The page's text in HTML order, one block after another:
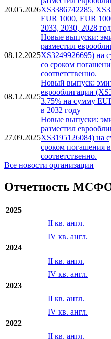
20.05.2026XS3386742285,
EUR 1000, EUR
2033, 2030, 2028
08.12.2025
Новые выпуски:
разместил
XS3249926695) на
со сроком
соответственно.
08.12.2025
Новый выпуск:
еврооблигации
3.75% на сумму
в 2032 году
27.09.2025
Новые выпуски:
разместил
XS3195126084) на
сроком погашения
соответственно.
Все новости организации
Отчетность
2025
II кв. англ.
IV кв. англ.
2024
II кв. англ.
IV кв. англ.
2023
II кв. англ.
IV кв. англ.
2022
II кв. англ.